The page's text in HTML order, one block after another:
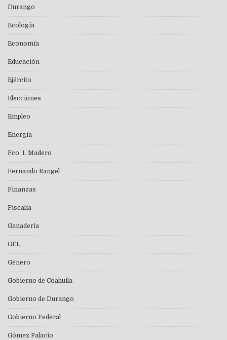
Durango
Ecología
Economía
Educación
Ejército
Elecciones
Empleo
Energía
Fco. I. Madero
Fernando Rangel
Finanzas
Fiscalía
Ganaderia
GEL
Genero
Gobierno de Coahuila
Gobierno de Durango
Gobierno Federal
Gómez Palacio